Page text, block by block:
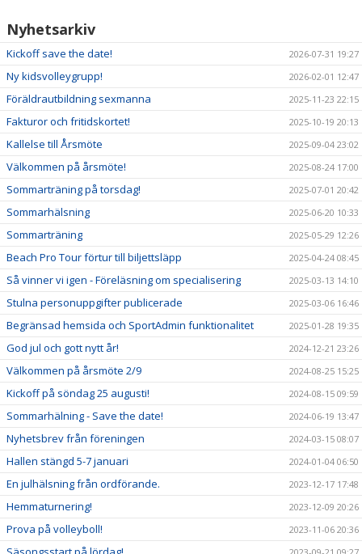
STÖDMEDLEM & WESTANFONDEN
KLUBBSHOP
VÄRDEFULLT I WESTAN
Nyhetsarkiv
Kickoff save the date! 2026-07-31 19:27
Ny kidsvolleygrupp! 2026-02-01 12:47
Föräldrautbildning sexmanna 2025-11-23 22:15
Fakturor och fritidskortet! 2025-10-19 20:13
Kallelse till Årsmöte 2025-09-04 23:02
Välkommen på årsmöte! 2025-08-24 17:00
Sommarträning på torsdag! 2025-07-01 20:42
Sommarhälsning 2025-06-20 10:33
Sommarträning 2025-05-29 12:26
Beach Pro Tour förtur till biljettsläpp 2025-04-24 08:45
Så vinner vi igen - Föreläsning om specialisering 2025-03-13 14:10
Stulna personuppgifter publicerade 2025-03-06 16:46
Begränsad hemsida och SportAdmin funktionalitet 2025-01-28 19:35
God jul och gott nytt år! 2024-12-21 23:26
Välkommen på årsmöte 2/9 2024-08-25 15:25
Kickoff på söndag 25 augusti! 2024-08-15 09:59
Sommarhälning - Save the date! 2024-06-19 13:47
Nyhetsbrev från föreningen 2024-03-15 08:07
Hallen stängd 5-7 januari 2024-01-04 06:50
En julhälsning från ordförande. 2023-12-17 17:48
Hemmaturnering! 2023-12-09 20:26
Prova på volleyboll! 2023-11-06 20:36